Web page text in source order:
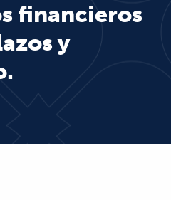
financieros
y